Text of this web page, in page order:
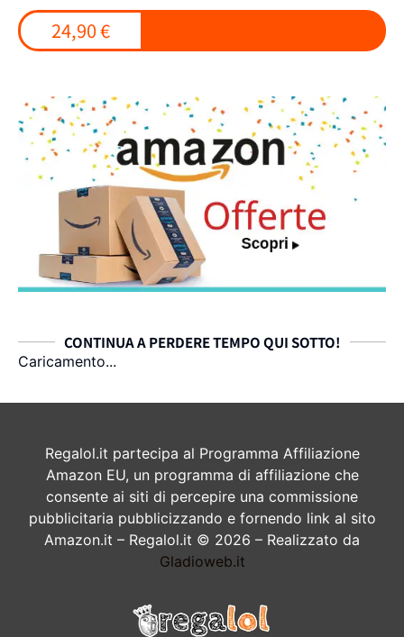
24,90 €
CONTINUA A PERDERE TEMPO QUI SOTTO!
Caricamento...
Regalol.it partecipa al Programma Affiliazione
Amazon EU, un programma di affiliazione che
consente ai siti di percepire una commissione
pubblicitaria pubblicizzando e fornendo link al sito
Amazon.it – Regalol.it © 2026 – Realizzato da
Gladioweb.it